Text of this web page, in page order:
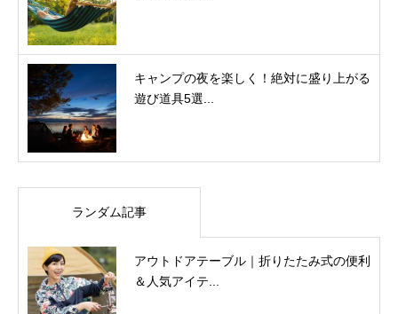
キャンプの夜を楽しく！絶対に盛り上がる
遊び道具5選...
ランダム記事
アウトドアテーブル｜折りたたみ式の便利
＆人気アイテ...